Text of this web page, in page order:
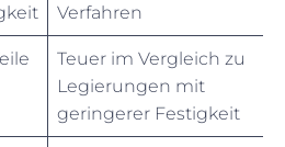
Verfahren
Teuer im Vergleich zu
Legierungen mit
geringerer Festigkeit